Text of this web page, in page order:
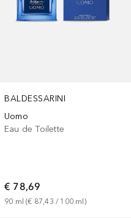
BALDESSARINI
Uomo
Eau de Toilette
€ 78,69
90 ml (€ 87,43 / 100 ml)